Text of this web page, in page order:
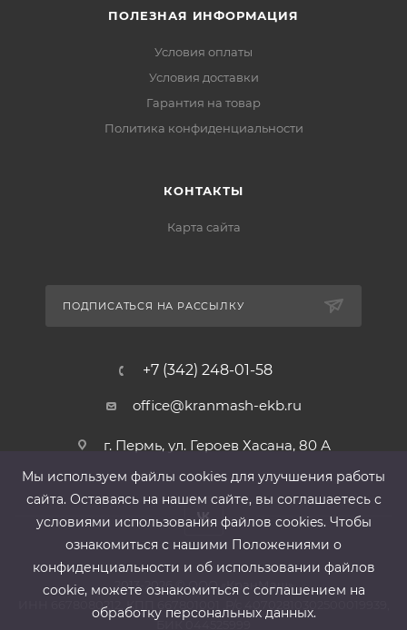
ПОЛЕЗНАЯ ИНФОРМАЦИЯ
Условия оплаты
Условия доставки
Гарантия на товар
Политика конфиденциальности
КОНТАКТЫ
Карта сайта
ПОДПИСАТЬСЯ НА РАССЫЛКУ
+7 (342) 248-01-58
office@kranmash-ekb.ru
г. Пермь, ул. Героев Хасана, 80 А
2013-2026 ©ООО «КранМаш»
ИНН 6678080212, КПП 667801001 ,Р/с 40702810302500019939,
БИК 044525999
Мы используем файлы cооkies для улучшения работы
сайта. Оставаясь на нашем сайте, вы соглашаетесь с
условиями использования файлов cооkies. Чтобы
ознакомиться с нашими Положениями о
конфиденциальности и об использовании файлов
cookie, можете ознакомиться с соглашением на
обработку персональных данных.